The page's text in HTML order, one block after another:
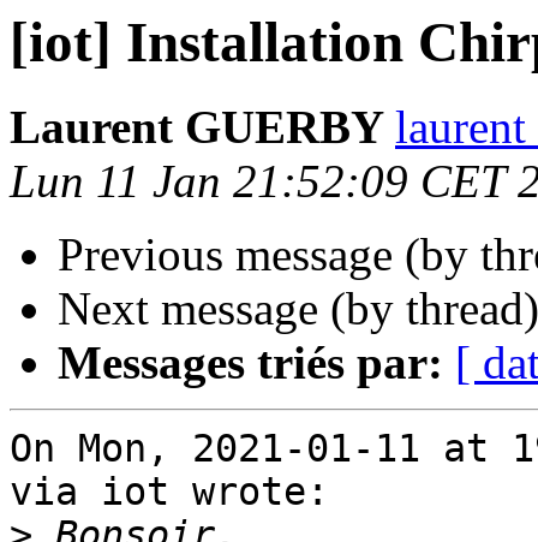
[iot] Installation
Laurent GUERBY laurent
Lun 11 Jan 21:52:09 CET
Previous message (by
Next message (by
Messages triés par: [
On Mon, 2021-01-11 at
via iot wrote: